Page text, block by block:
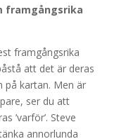
framgångsrika
framgångsrika
att det är deras
på kartan. Men är
ser du att
’varför’. Steve
annorlunda